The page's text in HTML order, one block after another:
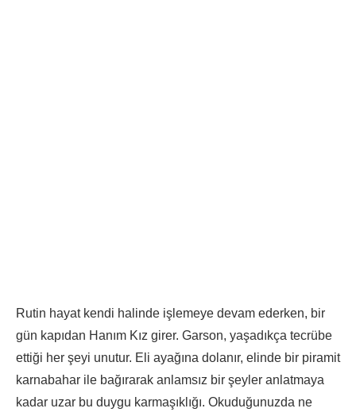
Rutin hayat kendi halinde işlemeye devam ederken, bir
gün kapıdan Hanım Kız girer. Garson, yaşadıkça tecrübe
ettiği her şeyi unutur. Eli ayağına dolanır, elinde bir piramit
karnabahar ile bağırarak anlamsız bir şeyler anlatmaya
kadar uzar bu duygu karmaşıklığı. Okuduğunuzda ne